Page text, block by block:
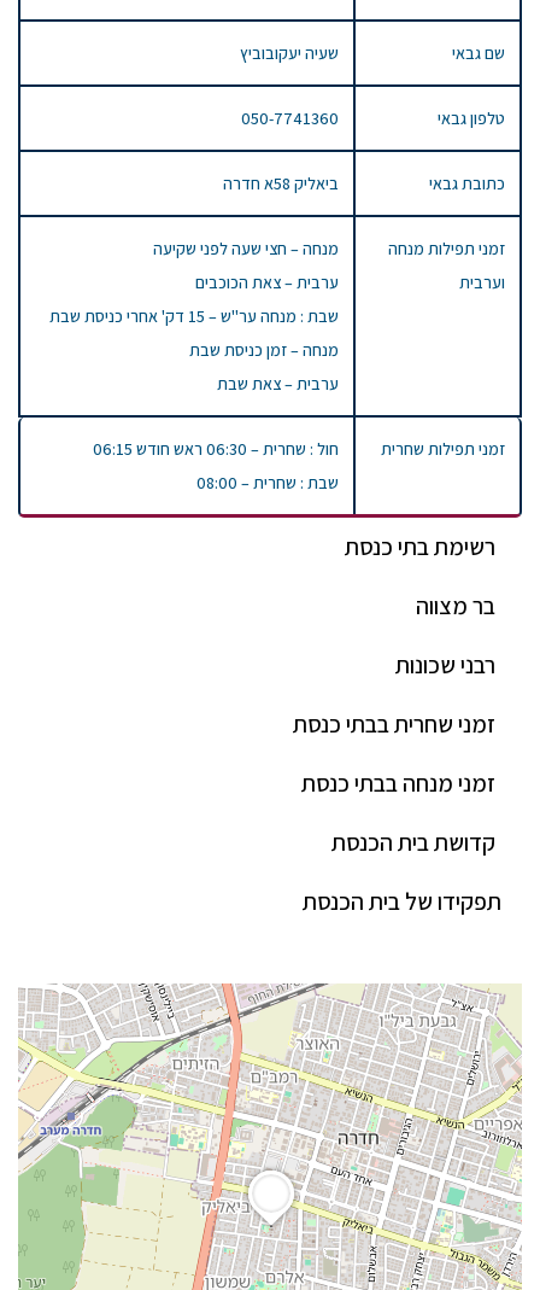
רשימת בתי כנסת
בר מצווה
רבני שכונות
זמני שחרית בבתי כנסת
זמני מנחה בבתי כנסת
קדושת בית הכנסת
תפקידו של בית הכנסת
שם גבאי שעיה יעקובוביץ
טלפון גבאי 050-7741360
כתובת גבאי ביאליק 58א חדרה
זמני תפילות מנחה
וערבית
מנחה – חצי שעה לפני שקיעה
ערבית – צאת הכוכבים
שבת : מנחה ער"ש – 15 דק' אחרי כניסת שבת
מנחה – זמן כניסת שבת
ערבית – צאת שבת
זמני תפילות שחרית
חול : שחרית – 06:30 ראש חודש 06:15
שבת : שחרית – 08:00